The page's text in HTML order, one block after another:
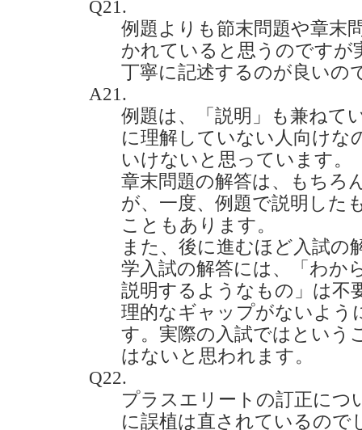
Q21.
例題よりも節末問題や章末
かれていると思うのですが
丁寧に記述するのが良いの
A21.
例題は、「説明」も兼ねて
に理解していない人向けな
いけないと思っています。
章末問題の解答は、もちろ
が、一度、例題で説明した
こともあります。
また、後に進むほど入試の
学入試の解答には、「わか
説明するようなもの」は不
理的なギャップがないよう
す。実際の入試ではという
はないと思われます。
Q22.
プラスエリートの訂正につ
に誤植は直されているので